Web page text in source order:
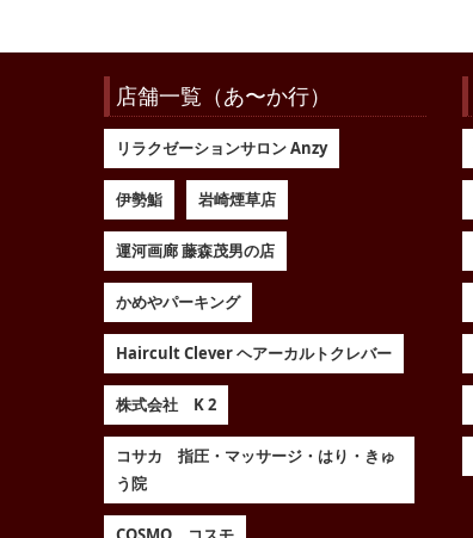
店舗一覧（あ〜か行）
リラクゼーションサロン Anzy
伊勢鮨 岩崎煙草店
運河画廊 藤森茂男の店
かめやパーキング
Haircult Clever ヘアーカルトクレバー
株式会社 K 2
コサカ 指圧・マッサージ・はり・きゅ
う院